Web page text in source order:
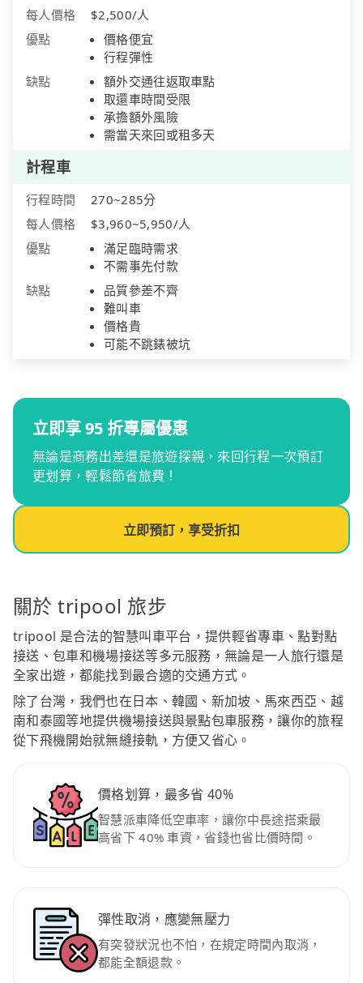
每人價格
$2,500/人
優點
價格便宜
行程彈性
缺點
額外交通往返取車點
取還車時間受限
承擔額外風險
需當天來回或租多天
計程車
行程時間
270~285分
每人價格
$3,960~5,950/人
優點
滿足臨時需求
不需事先付款
缺點
品質參差不齊
難叫車
價格貴
可能不跳錶被坑
立即享 95 折專屬優惠
無論是商務出差還是旅遊探親，來回行程一次預訂
更划算，輕鬆節省旅費！
立即預訂，享受折扣
關於 tripool 旅步
tripool 是合法的智慧叫車平台，提供輕省專車、點對點
接送、包車和機場接送等多元服務，無論是一人旅行還是
全家出遊，都能找到最合適的交通方式。
除了台灣，我們也在日本、韓國、新加坡、馬來西亞、越
南和泰國等地提供機場接送與景點包車服務，讓你的旅程
從下飛機開始就無縫接軌，方便又省心。
價格划算，最多省 40%
智慧派車降低空車率，讓你中長途搭乘最
高省下 40% 車資，省錢也省比價時間。
彈性取消，應變無壓力
有突發狀況也不怕，在規定時間內取消，
都能全額退款。